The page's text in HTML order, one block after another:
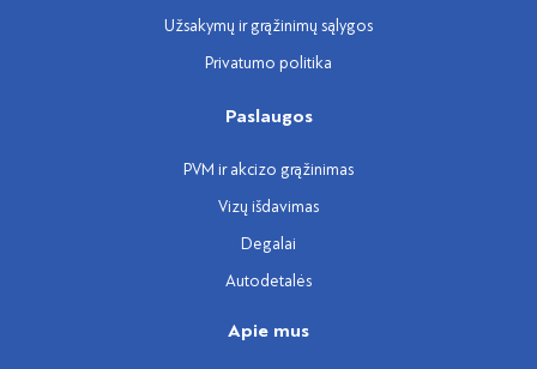
Užsakymų ir grąžinimų sąlygos
Privatumo politika
Paslaugos
PVM ir akcizo grąžinimas
Vizų išdavimas
Degalai
Autodetalės
Apie mus